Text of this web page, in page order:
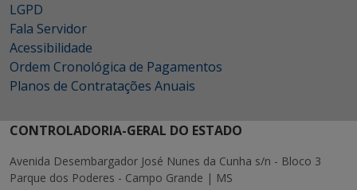
LGPD
Fala Servidor
Acessibilidade
Ordem Cronológica de Pagamentos
Planos de Contratações Anuais
CONTROLADORIA-GERAL DO ESTADO
Avenida Desembargador José Nunes da Cunha s/n - Bloco 3
Parque dos Poderes - Campo Grande | MS